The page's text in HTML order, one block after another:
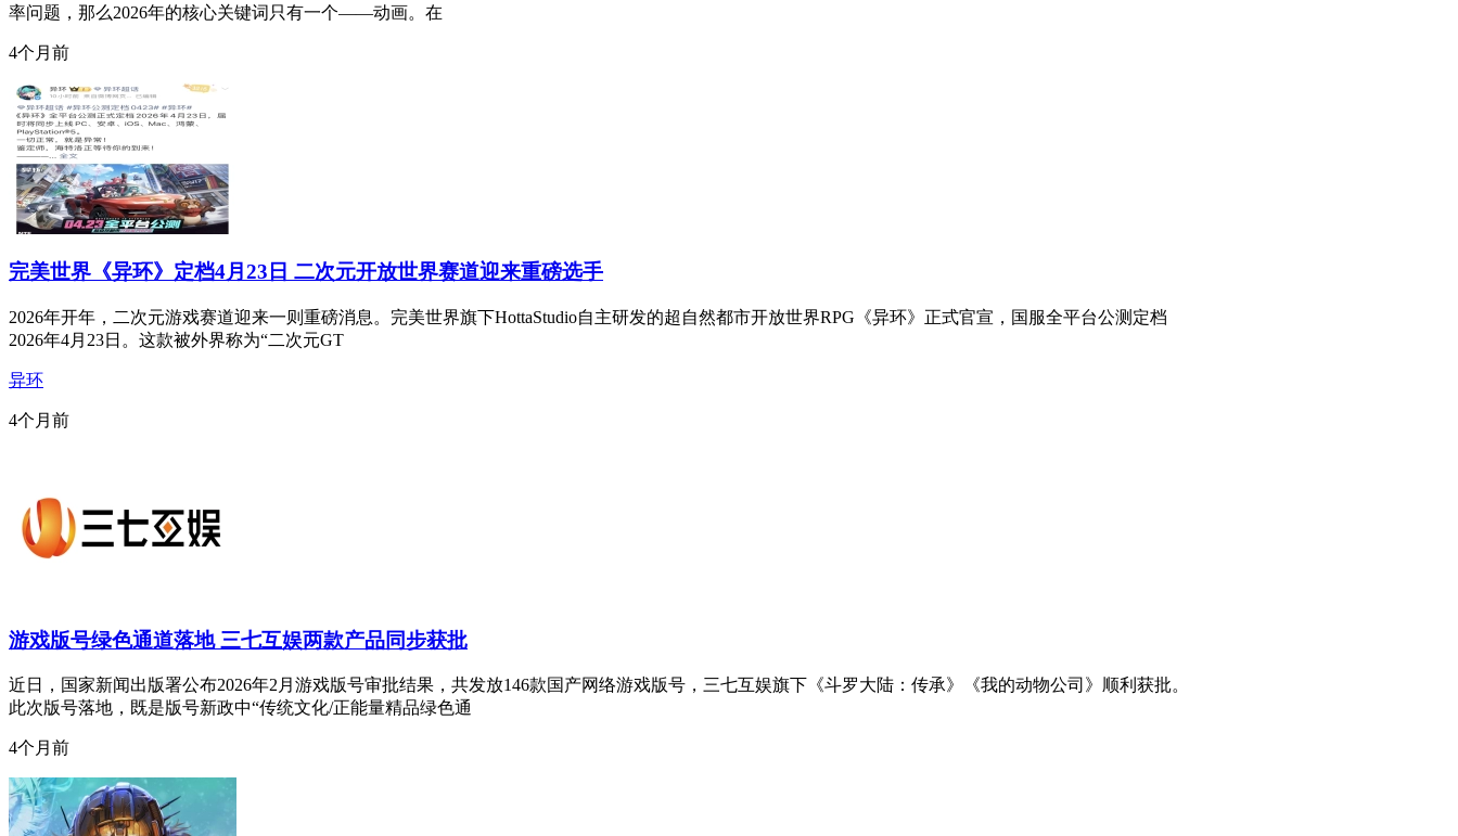
率问题，那么2026年的核心关键词只有一个——动画。在
4个月前
完美世界《异环》定档4月23日 二次元开放世界赛道迎来重磅选手
2026年开年，二次元游戏赛道迎来一则重磅消息。完美世界旗下HottaStudio自主研发的超自然都市开放世界RPG《异环》正式官宣，国服全平台公测定档
2026年4月23日。这款被外界称为“二次元GT
异环
4个月前
游戏版号绿色通道落地 三七互娱两款产品同步获批
近日，国家新闻出版署公布2026年2月游戏版号审批结果，共发放146款国产网络游戏版号，三七互娱旗下《斗罗大陆：传承》《我的动物公司》顺利获批。
此次版号落地，既是版号新政中“传统文化/正能量精品绿色通
4个月前